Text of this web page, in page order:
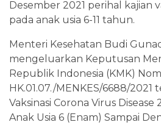
Desember 2021 perihal kajian
pada anak usia 6-11 tahun.
Menteri Kesehatan Budi
mengeluarkan Keputusan
Republik Indonesia (KMK)
HK.01.07./MENKES/6688/
Vaksinasi Corona Virus Disease
Anak Usia 6 (Enam) Sampai